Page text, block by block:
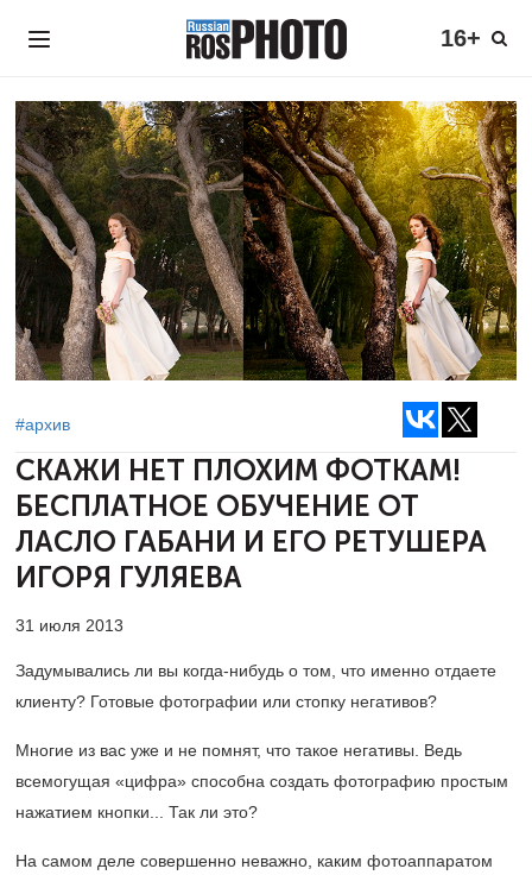
16+
#архив
СКАЖИ НЕТ ПЛОХИМ ФОТКАМ!
БЕСПЛАТНОЕ ОБУЧЕНИЕ ОТ
ЛАСЛО ГАБАНИ И ЕГО РЕТУШЕРА
ИГОРЯ ГУЛЯЕВА
31 июля 2013
Задумывались ли вы когда-нибудь о том, что именно отдаете
клиенту? Готовые фотографии или стопку негативов?
Многие из вас уже и не помнят, что такое негативы. Ведь
всемогущая «цифра» способна создать фотографию простым
нажатием кнопки... Так ли это?
На самом деле совершенно неважно, каким фотоаппаратом